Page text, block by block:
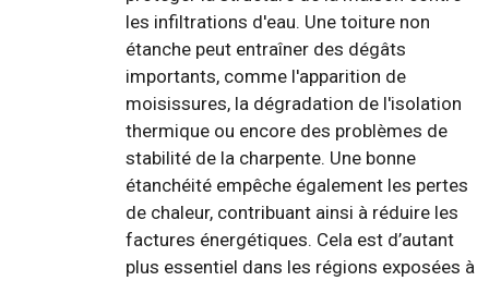
les infiltrations d'eau. Une toiture non
étanche peut entraîner des dégâts
importants, comme l'apparition de
moisissures, la dégradation de l'isolation
thermique ou encore des problèmes de
stabilité de la charpente. Une bonne
étanchéité empêche également les pertes
de chaleur, contribuant ainsi à réduire les
factures énergétiques. Cela est d’autant
plus essentiel dans les régions exposées à